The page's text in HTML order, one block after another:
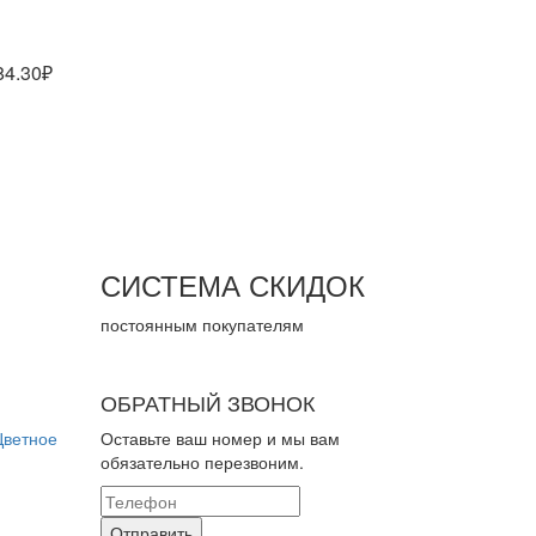
СИСТЕМА СКИДОК
постоянным покупателям
ОБРАТНЫЙ ЗВОНОК
Оставьте ваш номер и мы вам
обязательно перезвоним.